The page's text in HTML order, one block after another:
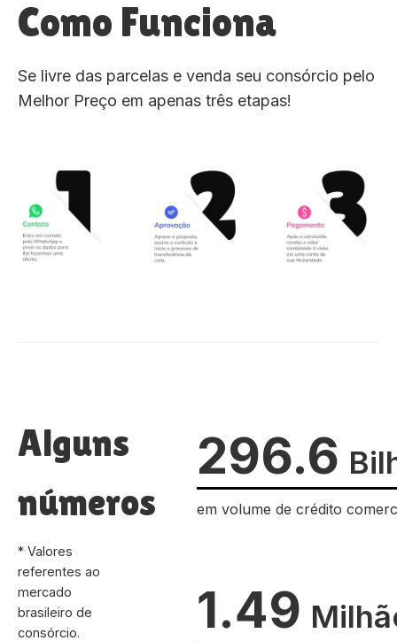
Como Funciona
Se livre das parcelas e venda seu consórcio pelo
Melhor Preço em apenas três etapas!
Alguns
números
* Valores
referentes ao
mercado
brasileiro de
consórcio.
296.6
em volume de crédito
1.49